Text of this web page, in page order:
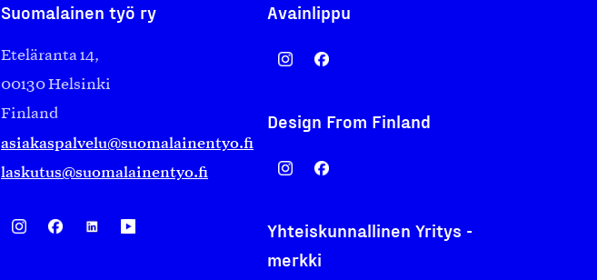
Suomalainen työ ry
Eteläranta 14,
00130 Helsinki
Finland
asiakaspalvelu@suomalainentyo.fi
laskutus@suomalainentyo.fi
Avainlippu
Design From Finland
Yhteiskunnallinen Yritys -
merkki